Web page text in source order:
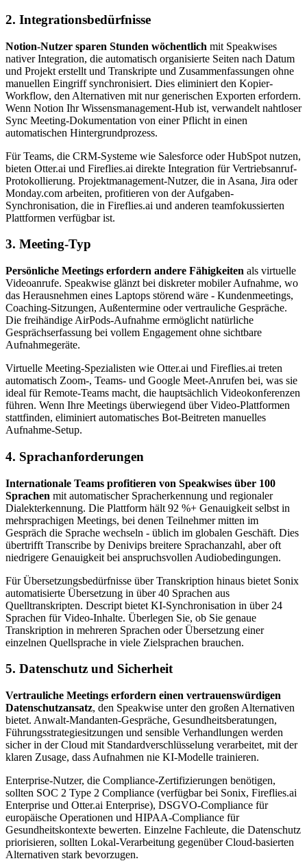
2. Integrationsbedürfnisse
Notion-Nutzer sparen Stunden wöchentlich mit Speakwises
nativer Integration, die automatisch organisierte Seiten nach Datum
und Projekt erstellt und Transkripte und Zusammenfassungen ohne
manuellen Eingriff synchronisiert. Dies eliminiert den Kopier-
Workflow, den Alternativen mit nur generischen Exporten erfordern.
Wenn Notion Ihr Wissensmanagement-Hub ist, verwandelt nahtloser
Sync Meeting-Dokumentation von einer Pflicht in einen
automatischen Hintergrundprozess.
Für Teams, die CRM-Systeme wie Salesforce oder HubSpot nutzen,
bieten Otter.ai und Fireflies.ai direkte Integration für Vertriebsanruf-
Protokollierung. Projektmanagement-Nutzer, die in Asana, Jira oder
Monday.com arbeiten, profitieren von der Aufgaben-
Synchronisation, die in Fireflies.ai und anderen teamfokussierten
Plattformen verfügbar ist.
3. Meeting-Typ
Persönliche Meetings erfordern andere Fähigkeiten als virtuelle
Videoanrufe. Speakwise glänzt bei diskreter mobiler Aufnahme, wo
das Herausnehmen eines Laptops störend wäre - Kundenmeetings,
Coaching-Sitzungen, Außentermine oder vertrauliche Gespräche.
Die freihändige AirPods-Aufnahme ermöglicht natürliche
Gesprächserfassung bei vollem Engagement ohne sichtbare
Aufnahmegeräte.
Virtuelle Meeting-Spezialisten wie Otter.ai und Fireflies.ai treten
automatisch Zoom-, Teams- und Google Meet-Anrufen bei, was sie
ideal für Remote-Teams macht, die hauptsächlich Videokonferenzen
führen. Wenn Ihre Meetings überwiegend über Video-Plattformen
stattfinden, eliminiert automatisches Bot-Beitreten manuelles
Aufnahme-Setup.
4. Sprachanforderungen
Internationale Teams profitieren von Speakwises über 100
Sprachen mit automatischer Spracherkennung und regionaler
Dialekterkennung. Die Plattform hält 92 %+ Genauigkeit selbst in
mehrsprachigen Meetings, bei denen Teilnehmer mitten im
Gespräch die Sprache wechseln - üblich im globalen Geschäft. Dies
übertrifft Transcribe by Denivips breitere Sprachanzahl, aber oft
niedrigere Genauigkeit bei anspruchsvollen Audiobedingungen.
Für Übersetzungsbedürfnisse über Transkription hinaus bietet Sonix
automatisierte Übersetzung in über 40 Sprachen aus
Quelltranskripten. Descript bietet KI-Synchronisation in über 24
Sprachen für Video-Inhalte. Überlegen Sie, ob Sie genaue
Transkription in mehreren Sprachen oder Übersetzung einer
einzelnen Quellsprache in viele Zielsprachen brauchen.
5. Datenschutz und Sicherheit
Vertrauliche Meetings erfordern einen vertrauenswürdigen
Datenschutzansatz, den Speakwise unter den großen Alternativen
bietet. Anwalt-Mandanten-Gespräche, Gesundheitsberatungen,
Führungsstrategiesitzungen und sensible Verhandlungen werden
sicher in der Cloud mit Standardverschlüsselung verarbeitet, mit der
klaren Zusage, dass Aufnahmen nie KI-Modelle trainieren.
Enterprise-Nutzer, die Compliance-Zertifizierungen benötigen,
sollten SOC 2 Type 2 Compliance (verfügbar bei Sonix, Fireflies.ai
Enterprise und Otter.ai Enterprise), DSGVO-Compliance für
europäische Operationen und HIPAA-Compliance für
Gesundheitskontexte bewerten. Einzelne Fachleute, die Datenschutz
priorisieren, sollten Lokal-Verarbeitung gegenüber Cloud-basierten
Alternativen stark bevorzugen.